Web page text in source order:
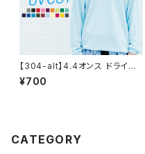
【304-alt】4.4オンス ドライロ
ングスリーブTシャツ
¥700
CATEGORY